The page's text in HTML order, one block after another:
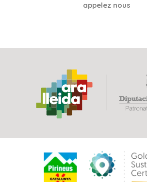
appelez nous